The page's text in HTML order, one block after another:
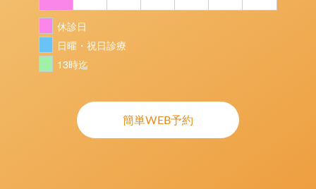
休診日
日曜・祝日診療
13時迄
簡単WEB予約